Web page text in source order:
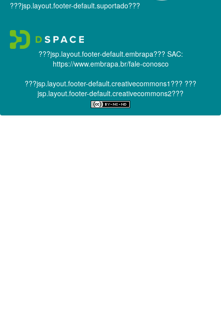
???jsp.layout.footer-default.suportado???
???jsp.layout.footer-default.embrapa??? SAC:
https://www.embrapa.br/fale-conosco
???jsp.layout.footer-default.creativecommons1??? ???
jsp.layout.footer-default.creativecommons2???